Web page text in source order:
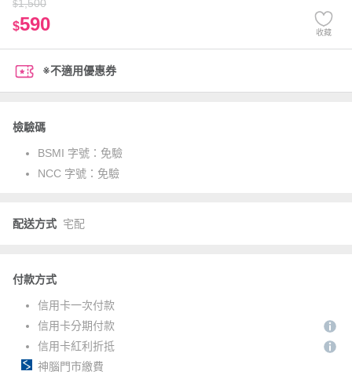
$1,500
$590 收藏
※不適用優惠券
檢驗碼
BSMI 字號： 免驗
NCC 字號： 免驗
配送方式 宅配
付款方式
信用卡一次付款
信用卡分期付款
信用卡紅利折抵
神腦門市繳費